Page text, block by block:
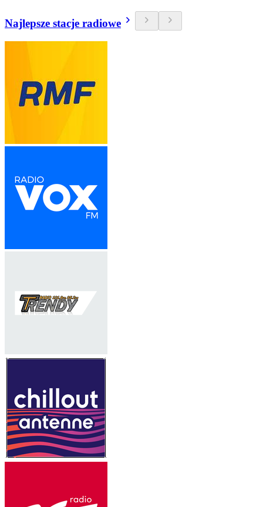
Najlepsze stacje radiowe